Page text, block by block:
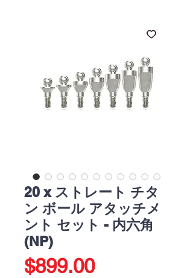
20 x ストレート チタ
ン ボール アタッチメ
ント セット - 内六角
(NP)
$899.00価